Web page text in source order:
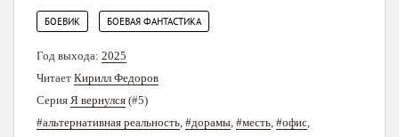
БОЕВИК БОЕВАЯ ФАНТАСТИКА
Год выхода: 2025
Читает Кирилл Федоров
Серия Я вернулся (#5)
#альтернативная реальность, #дорамы, #месть, #офис,